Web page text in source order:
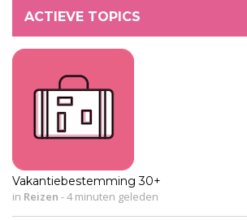
ACTIEVE TOPICS
Vakantiebestemming 30+
in Reizen -4 minuten geleden